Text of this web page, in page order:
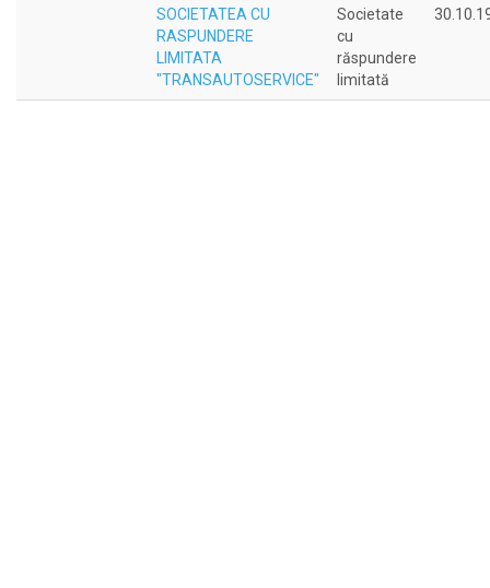
SOCIETATEA CU
RASPUNDERE
LIMITATA
"TRANSAUTOSERVICE"
Societate
cu
răspundere
limitată